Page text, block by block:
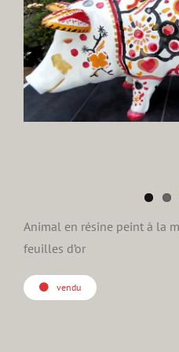
Image
Animal en résine peint à la
feuilles d’or
vendu